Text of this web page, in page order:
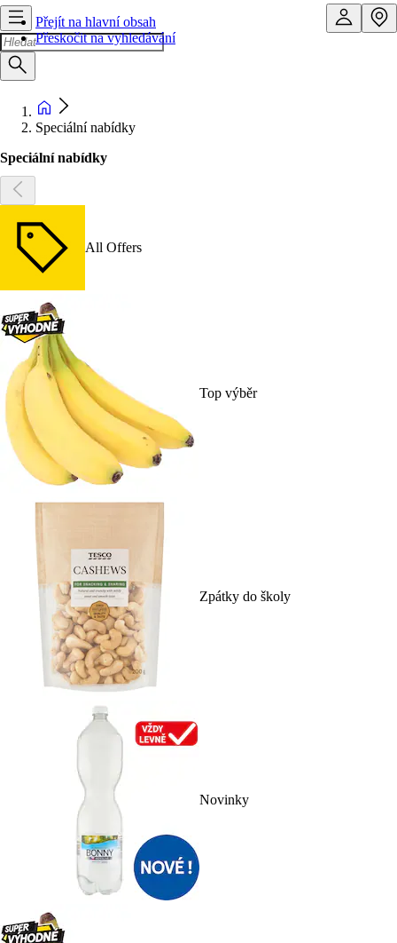
Přejít na hlavní obsah
Přeskočit na vyhledávání
Speciální nabídky
Speciální nabídky
All Offers
Top výběr
Zpátky do školy
Novinky